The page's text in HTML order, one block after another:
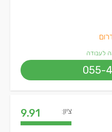
לעבודה
055-
ציון: 9.91